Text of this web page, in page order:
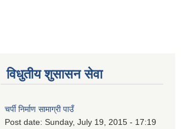
विधुतीय शुसासन सेवा
चर्पी निर्माण सामाग्री पाउँ
Post date: Sunday, July 19, 2015 - 17:19